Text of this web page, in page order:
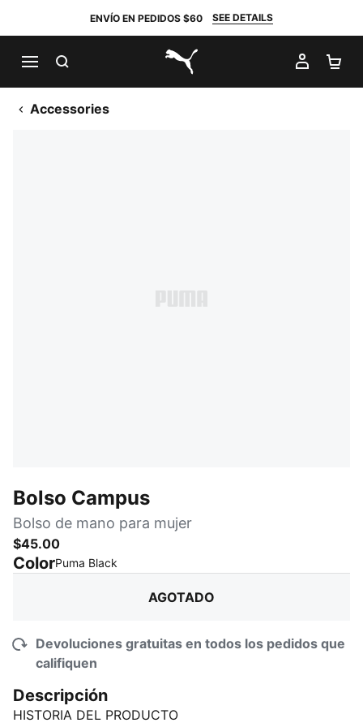
ENVÍO EN PEDIDOS $60 SEE DETAILS
PUMA.com
MI
Accessories
Bolso Campus
Bolso de mano para mujer
$45.00
ColorPuma Black
AGOTADO
Devoluciones gratuitas en todos los pedidos que
califiquen
Descripción
HISTORIA DEL PRODUCTO